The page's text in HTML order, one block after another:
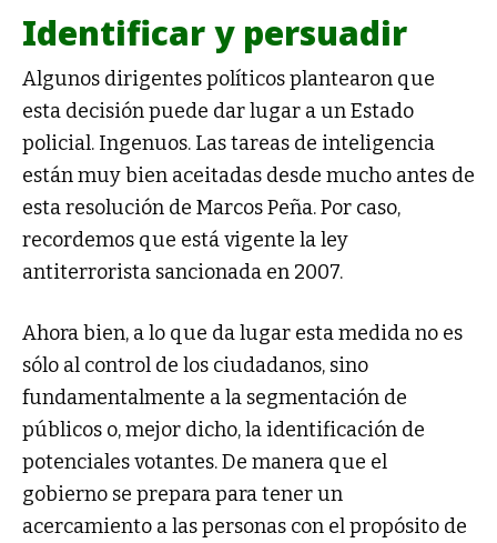
Identificar y persuadir
Algunos dirigentes políticos plantearon que
esta decisión puede dar lugar a un Estado
policial. Ingenuos. Las tareas de inteligencia
están muy bien aceitadas desde mucho antes de
esta resolución de Marcos Peña. Por caso,
recordemos que está vigente la ley
antiterrorista sancionada en 2007.
Ahora bien, a lo que da lugar esta medida no es
sólo al control de los ciudadanos, sino
fundamentalmente a la segmentación de
públicos o, mejor dicho, la identificación de
potenciales votantes. De manera que el
gobierno se prepara para tener un
acercamiento a las personas con el propósito de